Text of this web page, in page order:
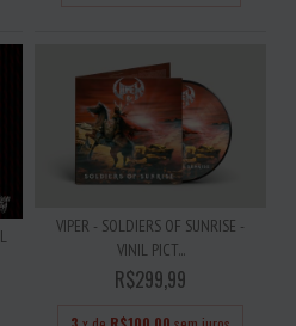
VIPER - SOLDIERS OF SUNRISE -
VINIL PICT...
R$299,99